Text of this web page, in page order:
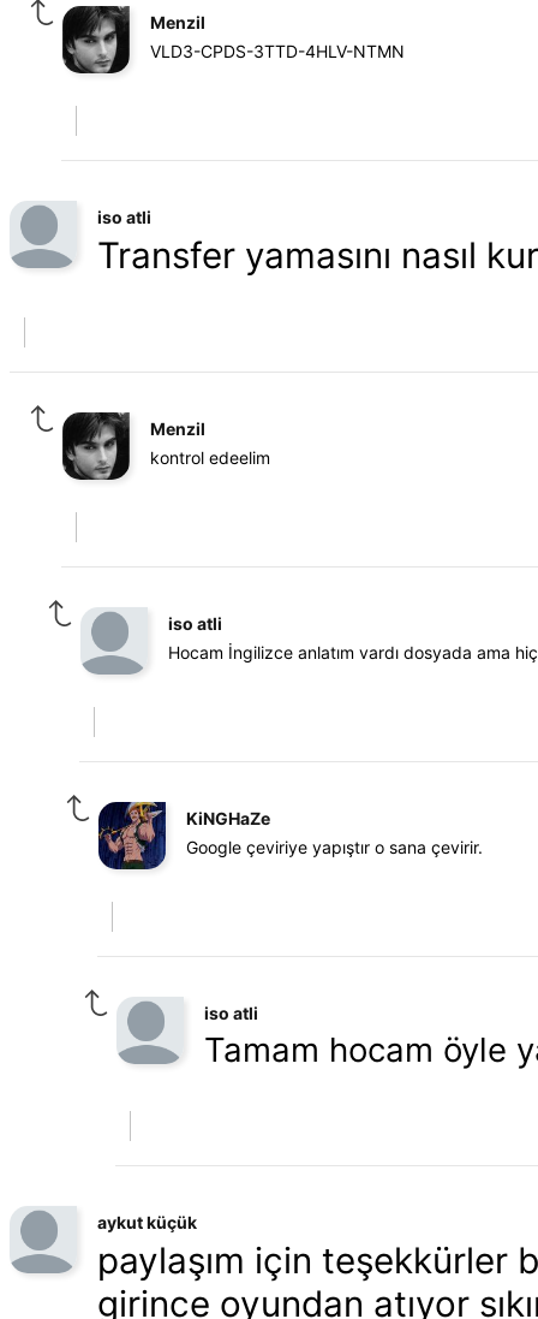
Menzil
VLD3-CPDS-3TTD-4HLV-NTMN
iso atli
Transfer yamasını nasıl
Menzil
kontrol edeelim
iso atli
Hocam İngilizce anlatım vardı dosyada ama
KiNGHaZe
Google çeviriye yapıştır o sana çevirir.
iso atli
Tamam hocam öyle
aykut küçük
paylaşım için teşekkürler
girince oyundan atıyor